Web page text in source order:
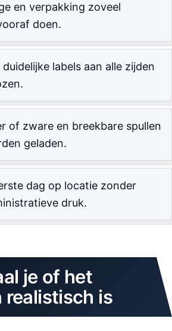
en verpakking zoveel
doen.
labels aan alle zijden
of zware en breekbare spullen
geladen.
dag op locatie zonder
druk.
je of het
realistisch is